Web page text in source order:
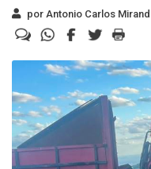
por Antonio Carlos